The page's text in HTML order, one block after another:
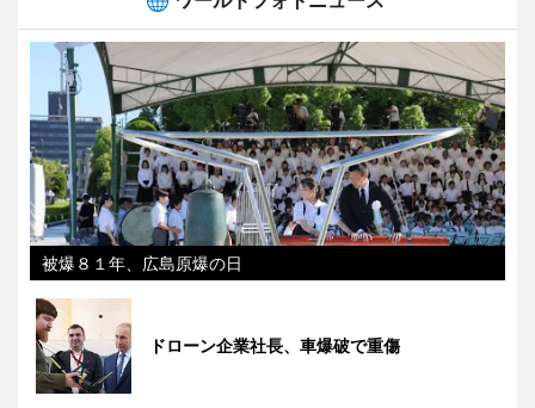
被爆８１年、広島原爆の日
ドローン企業社長、車爆破で重傷